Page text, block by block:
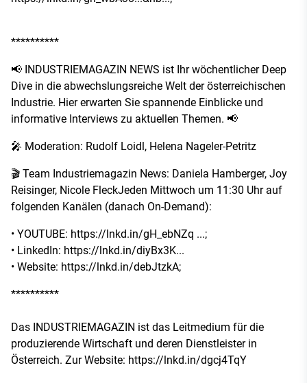
**********
📢 INDUSTRIEMAGAZIN NEWS ist Ihr wöchentlicher Deep
Dive in die abwechslungsreiche Welt der österreichischen
Industrie. Hier erwarten Sie spannende Einblicke und
informative Interviews zu aktuellen Themen. 📢
🎤 Moderation: Rudolf Loidl, Helena Nageler-Petritz
🎬 Team Industriemagazin News: Daniela Hamberger, Joy
Reisinger, Nicole FleckJeden Mittwoch um 11:30 Uhr auf
folgenden Kanälen (danach On-Demand):
• YOUTUBE: https://lnkd.in/gH_ebNZq ...;
• LinkedIn: https://lnkd.in/diyBx3K...
• Website: https://lnkd.in/debJtzkA;
**********
Das INDUSTRIEMAGAZIN ist das Leitmedium für die
produzierende Wirtschaft und deren Dienstleister in
Österreich. Zur Website: https://lnkd.in/dgcj4TqY